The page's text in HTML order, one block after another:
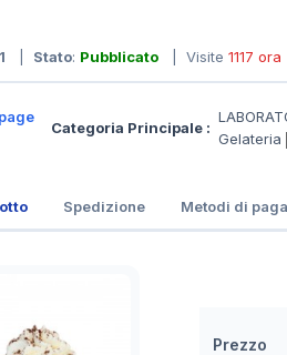
Stato: Pubblicato | Visite 1117 ora
Categoria Principale :
Gelateria
Spedizione Metodi di
Prezzo